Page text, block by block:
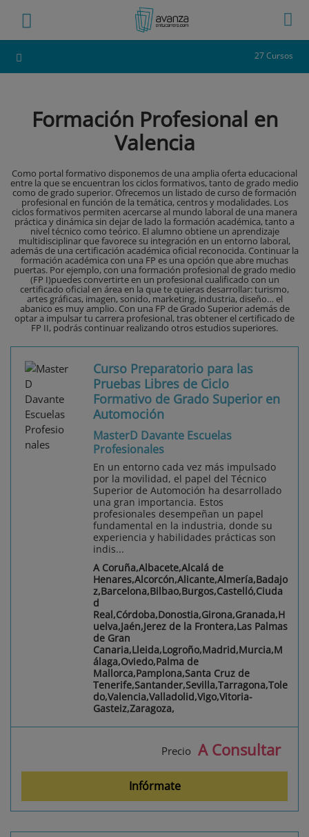
27 Cursos
Formación Profesional en
Valencia
Como portal formativo disponemos de una amplia oferta educacional
entre la que se encuentran los ciclos formativos, tanto de grado medio
como de grado superior. Ofrecemos un listado de curso de formación
profesional en función de la temática, centros y modalidades. Los
ciclos formativos permiten acercarse al mundo laboral de una manera
práctica y dinámica sin dejar de lado la formación académica, tanto a
nivel técnico como teórico. El alumno obtiene un aprendizaje
multidisciplinar que favorece su integración en un entorno laboral,
además de una certificación académica oficial reconocida. Continuar la
formación académica con una FP es una opción que abre muchas
puertas. Por ejemplo, con una formación profesional de grado medio
(FP I)puedes convertirte en un profesional cualificado con un
certificado oficial en área en la que te quieras desarrollar: turismo,
artes gráficas, imagen, sonido, marketing, industria, diseño… el
abanico es muy amplio. Con una FP de Grado Superior además de
optar a impulsar tu carrera profesional, tras obtener el certificado de
FP II, podrás continuar realizando otros estudios superiores.
Curso Preparatorio para las
Pruebas Libres de Ciclo
Formativo de Grado Superior en
Automoción
MasterD Davante Escuelas
Profesionales
En un entorno cada vez más impulsado
por la movilidad, el papel del Técnico
Superior de Automoción ha desarrollado
una gran importancia. Estos
profesionales desempeñan un papel
fundamental en la industria, donde su
experiencia y habilidades prácticas son
indis...
A Coruña,Albacete,Alcalá de
Henares,Alcorcón,Alicante,Almería,Badajo
z,Barcelona,Bilbao,Burgos,Castelló,Ciuda
d
Real,Córdoba,Donostia,Girona,Granada,H
uelva,Jaén,Jerez de la Frontera,Las Palmas
de Gran
Canaria,Lleida,Logroño,Madrid,Murcia,M
álaga,Oviedo,Palma de
Mallorca,Pamplona,Santa Cruz de
Tenerife,Santander,Sevilla,Tarragona,Tole
do,Valencia,Valladolid,Vigo,Vitoria-
Gasteiz,Zaragoza,
Precio A Consultar
Infórmate